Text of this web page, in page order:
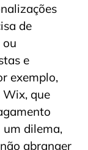
de
ou
e
exemplo,
que
um dilema,
abranger